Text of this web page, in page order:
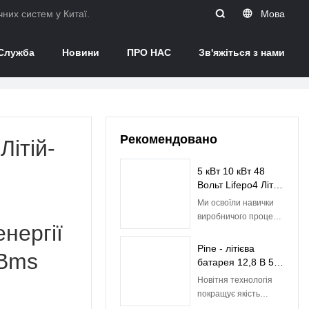
систем у Китаї. Мова
Новини ПРО НАС
Зв'яжіться з нами
Рекомендовано
5 кВт 10 кВт 48
Вольт Lifepo4 Літій-
іонна
акумуляторна
Сосна
Ми освоїли навички
виробничого процесу
енергії 5 кВт 10 кВт
Lifepo4 батареї 48 В
акумуляторної
батареї з вбудованим
Pine - літієва
батарея 12,8 В 50
Ач Батареї Lifepo4
для свинцево-
Новітня технологія
покращує якість